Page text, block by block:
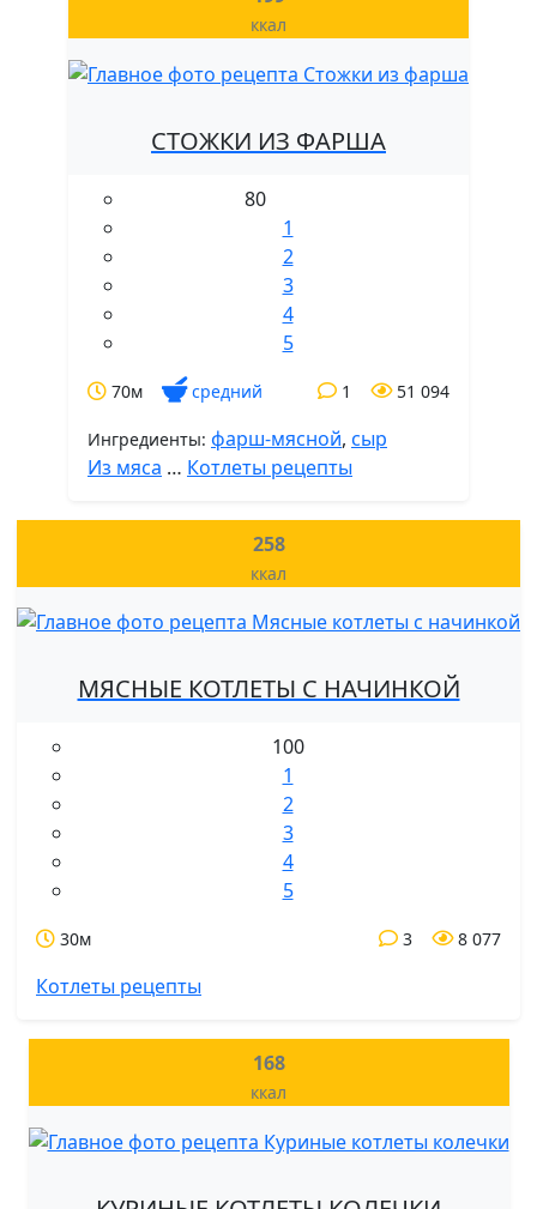
ккал
СТОЖКИ ИЗ ФАРША
80
1
2
3
4
5
70м средний 51 094
1
Ингредиенты: фарш-мясной, сыр
Из мяса … Котлеты рецепты
258
ккал
МЯСНЫЕ КОТЛЕТЫ С НАЧИНКОЙ
100
1
2
3
4
5
30м 8 077
3
Котлеты рецепты
168
ккал